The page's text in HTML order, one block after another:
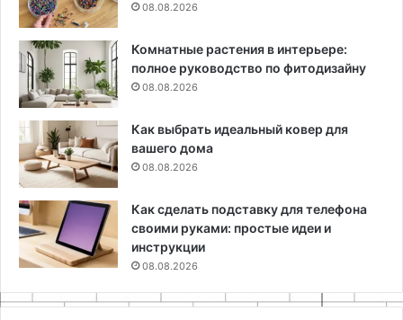
08.08.2026
Комнатные растения в интерьере:
полное руководство по фитодизайну
08.08.2026
Как выбрать идеальный ковер для
вашего дома
08.08.2026
Как сделать подставку для телефона
своими руками: простые идеи и
инструкции
08.08.2026